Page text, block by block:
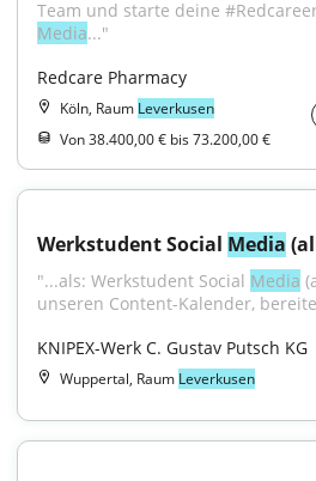
Media..."
Redcare Pharmacy
Köln, Raum Leverkusen
Von 38.400,00 € bis 73.200,00 €
Werkstudent Social Media
"...als: Werkstudent Social Media
unseren Content-Kalender,
KNIPEX-Werk C. Gustav Putsch KG
Wuppertal, Raum Leverkusen